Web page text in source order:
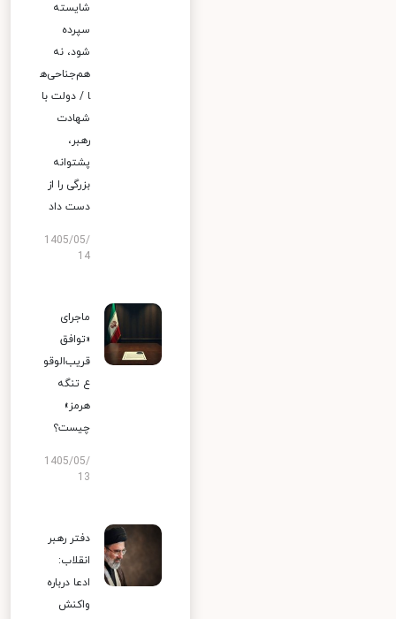
شایسته
سپرده
شود، نه
هم‌جناحی‌ه
ا / دولت با
شهادت
رهبر،
پشتوانه
بزرگی را از
دست داد
1405/05/
14
ماجرای
«توافق
قریب‌الوقو
ع تنگه
هرمز»
چیست؟
1405/05/
13
دفتر رهبر
انقلاب:
ادعا درباره
واکنش